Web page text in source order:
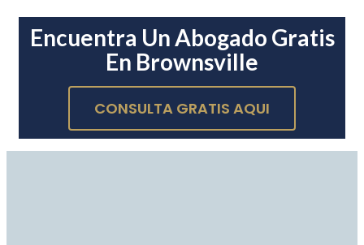
Encuentra Un Abogado Gratis
En Brownsville
CONSULTA GRATIS AQUI